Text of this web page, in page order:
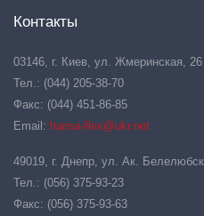
Контакты
03146, г. Киев, ул. Жмеринская, 26
Тел.: (044) 205-38-70
Факс: (044) 451-86-85
Email: hansa-flex@ukr.net
49019, г. Днепр, ул. Ак.
Тел.: (056) 375-93-23
Факс: (056) 375-93-63